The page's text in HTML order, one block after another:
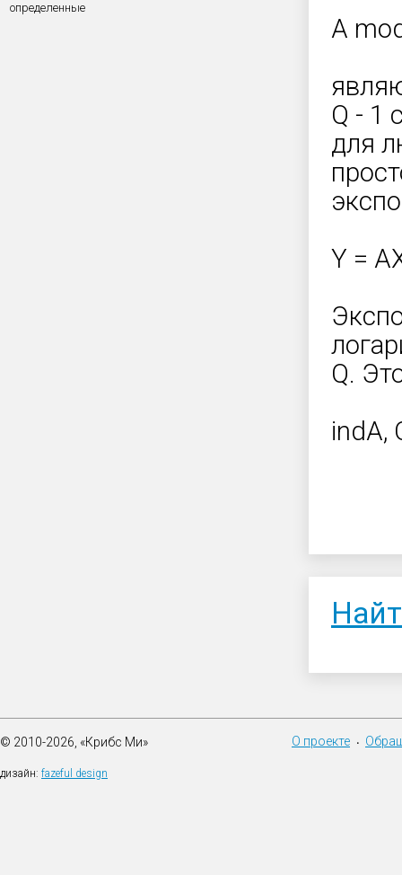
определенные
A
Q - 1
для
Y =
Q.
indA,
© 2010-2026, «Крибс Ми»
дизайн: fazeful design
О проекте •